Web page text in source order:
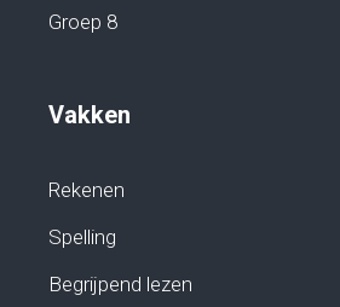
Groep 8
Vakken
Rekenen
Spelling
Begrijpend lezen